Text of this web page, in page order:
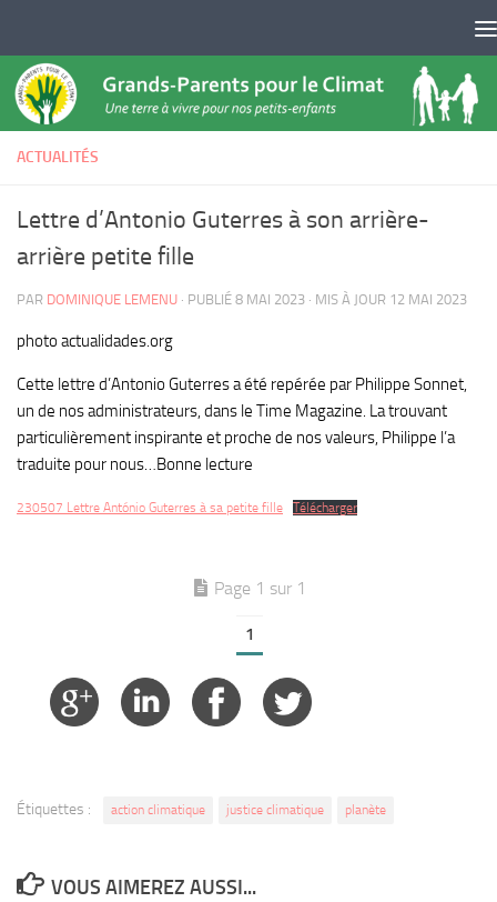
ACTUALITÉS
Lettre d’Antonio Guterres à son arrière-
arrière petite fille
PAR DOMINIQUE LEMENU · PUBLIÉ 8 MAI 2023 · MIS À JOUR 12 MAI 2023
photo actualidades.org
Cette lettre d’Antonio Guterres a été repérée par Philippe Sonnet,
un de nos administrateurs, dans le Time Magazine. La trouvant
particulièrement inspirante et proche de nos valeurs, Philippe l’a
traduite pour nous…Bonne lecture
230507 Lettre António Guterres à sa petite fille Télécharger
Page 1 sur 1
1
Étiquettes : action climatique justice climatique planète
VOUS AIMEREZ AUSSI...